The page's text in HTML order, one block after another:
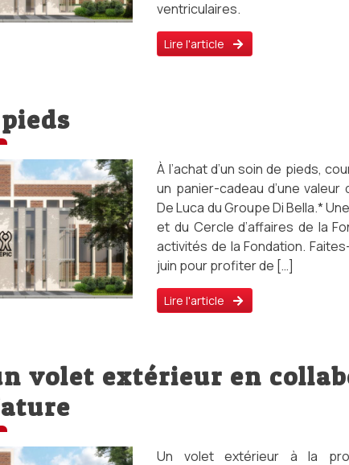
ventriculaires.
Lire l'article
À l’achat d’un soin de pieds,
un panier-cadeau d’une
De Luca du Groupe Di Bella.*
et du Cercle d’affaires de la
activités de la Fondation.
juin pour profiter de […]
Lire l'article
volet extérieur en
Un volet extérieur à la